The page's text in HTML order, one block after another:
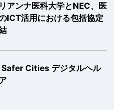
アンナ医科大学とNEC、医
ICT活用における包括協定
Safer Cities デジタルヘル